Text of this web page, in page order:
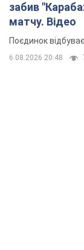
забив
матчу. Відео
Поєдинок
6.08.2026 20:48